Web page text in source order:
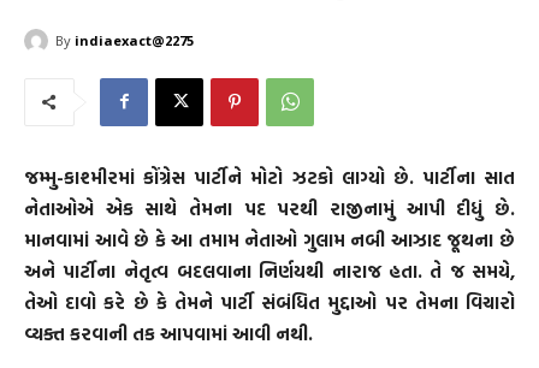
By indiaexact@2275
જમ્મુ-કાશ્મીરમાં કોંગ્રેસ પાર્ટીને મોટો ઝટકો લાગ્યો છે. પાર્ટીના સાત
નેતાઓએ એક સાથે તેમના પદ પરથી રાજીનામું આપી દીધું છે.
માનવામાં આવે છે કે આ તમામ નેતાઓ ગુલામ નબી આઝાદ જૂથના છે
અને પાર્ટીના નેતૃત્વ બદલવાના નિર્ણયથી નારાજ હતા. તે જ સમયે,
તેઓ દાવો કરે છે કે તેમને પાર્ટી સંબંધિત મુદ્દાઓ પર તેમના વિચારો
વ્યક્ત કરવાની તક આપવામાં આવી નથી.